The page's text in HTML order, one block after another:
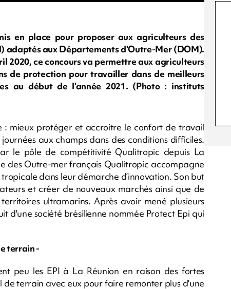
en place pour proposer aux agriculteurs des
adaptés aux Départements d'Outre-Mer (DOM).
2020, ce concours va permettre aux agriculteurs
de protection pour travailler dans de meilleurs
au début de l'année 2021. (Photo : instituts
: mieux protéger et accroitre le confort de travail
aux champs dans des conditions difficiles.
le pôle de compétitivité Qualitropic depuis La
des Outre-mer français Qualitropic accompagne
dans leur démarche d’innovation. Son but
et créer de nouveaux marchés ainsi que de
ultramarins. Après avoir mené plusieurs
d'une société brésilienne nommée Protect Epi qui
terrain -
peu les EPI à La Réunion en raison des fortes
terrain avec eux pour faire remonter plus d'une